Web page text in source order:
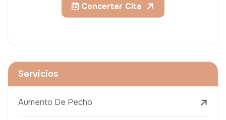
Concertar Cita
Servicios
Aumento De Pecho